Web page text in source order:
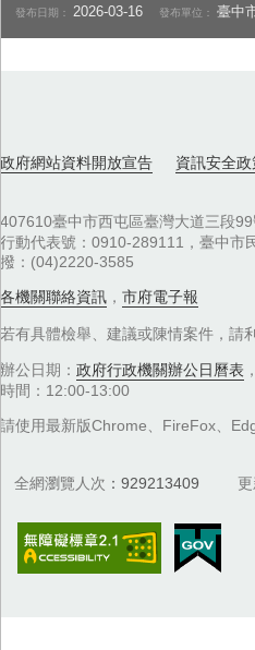
發布日期： 2026-03-16 發布單位：臺中
政府網站資料開放宣告 資訊安全政
407610臺中市西屯區臺灣大道三段
行動代表號：0910-289111，臺中市
撥：(04)2220-3585
各機關聯絡資訊 ， 市府電子報
若有具體檢舉、建議或陳情案件，請
辦公日期： 政府行政機關辦公日曆表
時間：12:00-13:00
請使用最新版Chrome、FireFox、
全網瀏覽人次 929213409